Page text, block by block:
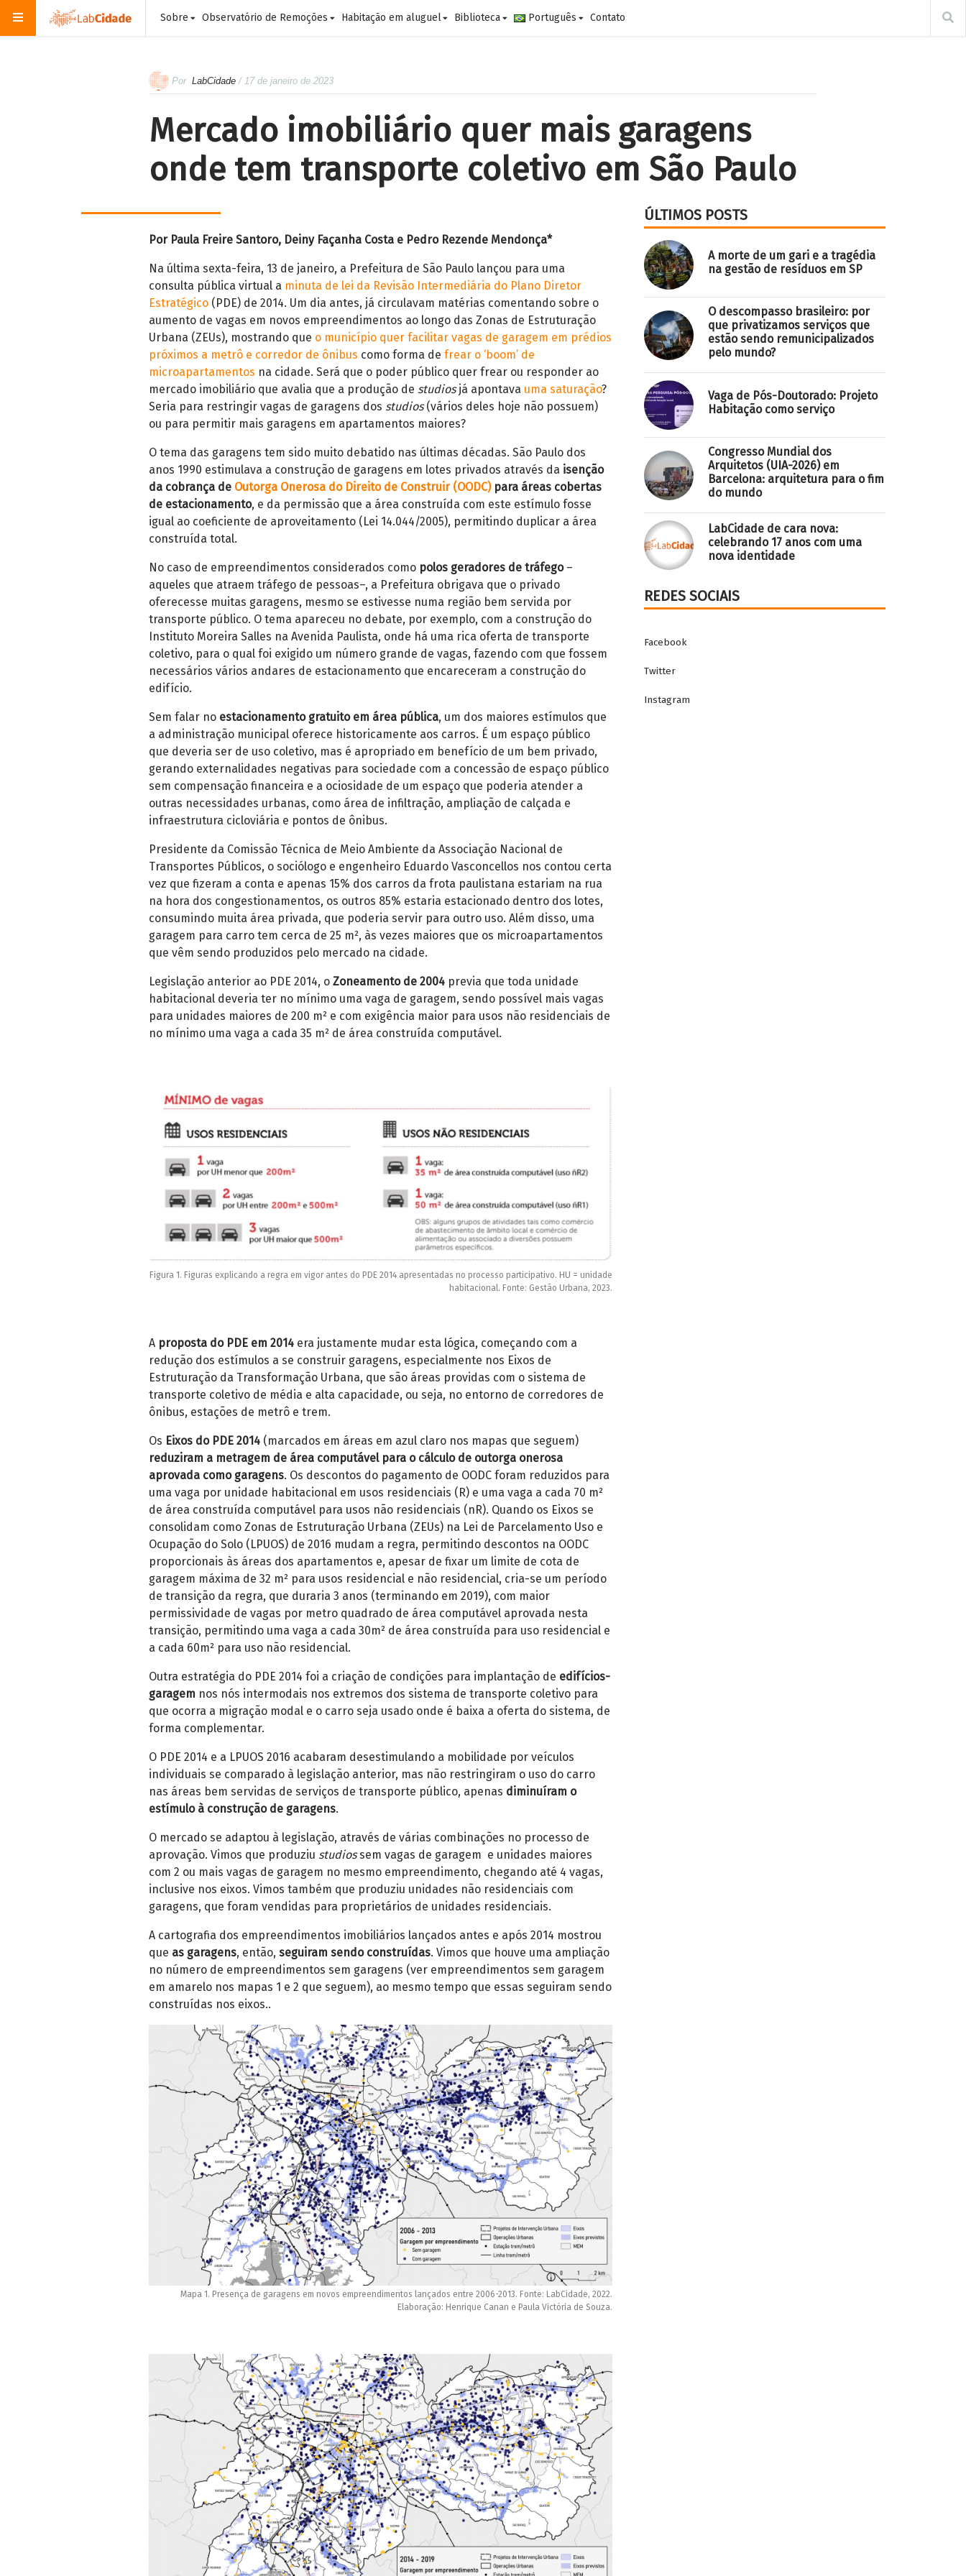
Sobre Observatório de Remoções Habitação em aluguel Biblioteca Português Contato
Por LabCidade / 17 de janeiro de 2023
Mercado imobiliário quer mais garagens
onde tem transporte coletivo em São Paulo
Por Paula Freire Santoro, Deiny Façanha Costa e Pedro Rezende Mendonça*
Na última sexta-feira, 13 de janeiro, a Prefeitura de São Paulo lançou para uma
consulta pública virtual a minuta de lei da Revisão Intermediária do Plano Diretor
Estratégico (PDE) de 2014. Um dia antes, já circulavam matérias comentando sobre o
aumento de vagas em novos empreendimentos ao longo das Zonas de Estruturação
Urbana (ZEUs), mostrando que o município quer facilitar vagas de garagem em prédios
próximos a metrô e corredor de ônibus como forma de frear o ‘boom’ de
microapartamentos na cidade. Será que o poder público quer frear ou responder ao
mercado imobiliário que avalia que a produção de studiosjá apontava uma saturação?
Seria para restringir vagas de garagens dos studios(vários deles hoje não possuem)
ou para permitir mais garagens em apartamentos maiores?
O tema das garagens tem sido muito debatido nas últimas décadas. São Paulo dos
anos 1990 estimulava a construção de garagens em lotes privados através da isenção
da cobrança de Outorga Onerosa do Direito de Construir (OODC)para áreas cobertas
de estacionamento, e da permissão que a área construída com este estímulo fosse
igual ao coeficiente de aproveitamento (Lei 14.044/2005), permitindo duplicar a área
construída total.
No caso de empreendimentos considerados como polos geradores de tráfego–
aqueles que atraem tráfego de pessoas–, a Prefeitura obrigava que o privado
oferecesse muitas garagens, mesmo se estivesse numa região bem servida por
transporte público. O tema apareceu no debate, por exemplo, com a construção do
Instituto Moreira Salles na Avenida Paulista, onde há uma rica oferta de transporte
coletivo, para o qual foi exigido um número grande de vagas, fazendo com que fossem
necessários vários andares de estacionamento que encareceram a construção do
edifício.
Sem falar no estacionamento gratuito em área pública, um dos maiores estímulos que
a administração municipal oferece historicamente aos carros. É um espaço público
que deveria ser de uso coletivo, mas é apropriado em benefício de um bem privado,
gerando externalidades negativas para sociedade com a concessão de espaço público
sem compensação financeira e a ociosidade de um espaço que poderia atender a
outras necessidades urbanas, como área de infiltração, ampliação de calçada e
infraestrutura cicloviária e pontos de ônibus.
Presidente da Comissão Técnica de Meio Ambiente da Associação Nacional de
Transportes Públicos, o sociólogo e engenheiro Eduardo Vasconcellos nos contou certa
vez que fizeram a conta e apenas 15% dos carros da frota paulistana estariam na rua
na hora dos congestionamentos, os outros 85% estaria estacionado dentro dos lotes,
consumindo muita área privada, que poderia servir para outro uso. Além disso, uma
garagem para carro tem cerca de 25 m², às vezes maiores que os microapartamentos
que vêm sendo produzidos pelo mercado na cidade.
Legislação anterior ao PDE 2014, o Zoneamento de 2004 previa que toda unidade
habitacional deveria ter no mínimo uma vaga de garagem, sendo possível mais vagas
para unidades maiores de 200 m² e com exigência maior para usos não residenciais de
no mínimo uma vaga a cada 35 m² de área construída computável.
Figura 1. Figuras explicando a regra em vigor antes do PDE 2014 apresentadas no processo participativo. HU = unidade
habitacional. Fonte: Gestão Urbana, 2023.
A proposta do PDE em 2014 era justamente mudar esta lógica, começando com a
redução dos estímulos a se construir garagens, especialmente nos Eixos de
Estruturação da Transformação Urbana, que são áreas providas com o sistema de
transporte coletivo de média e alta capacidade, ou seja, no entorno de corredores de
ônibus, estações de metrô e trem.
Os Eixos do PDE 2014 (marcados em áreas em azul claro nos mapas que seguem)
reduziram a metragem de área computável para o cálculo de outorga onerosa
aprovada como garagens. Os descontos do pagamento de OODC foram reduzidos para
uma vaga por unidade habitacional em usos residenciais (R) e uma vaga a cada 70 m²
de área construída computável para usos não residenciais (nR). Quando os Eixos se
consolidam como Zonas de Estruturação Urbana (ZEUs) na Lei de Parcelamento Uso e
Ocupação do Solo (LPUOS) de 2016 mudam a regra, permitindo descontos na OODC
proporcionais às áreas dos apartamentos e, apesar de fixar um limite de cota de
garagem máxima de 32 m² para usos residencial e não residencial, cria-se um período
de transição da regra, que duraria 3 anos (terminando em 2019), com maior
permissividade de vagas por metro quadrado de área computável aprovada nesta
transição, permitindo uma vaga a cada 30m² de área construída para uso residencial e
a cada 60m² para uso não residencial.
Outra estratégia do PDE 2014 foi a criação de condições para implantação de edifícios-
garagem nos nós intermodais nos extremos dos sistema de transporte coletivo para
que ocorra a migração modal e o carro seja usado onde é baixa a oferta do sistema, de
forma complementar.
O PDE 2014 e a LPUOS 2016 acabaram desestimulando a mobilidade por veículos
individuais se comparado à legislação anterior, mas não restringiram o uso do carro
nas áreas bem servidas de serviços de transporte público, apenas diminuíram o
estímulo à construção de garagens.
O mercado se adaptou à legislação, através de várias combinações no processo de
aprovação. Vimos que produziu studiossem vagas de garagem e unidades maiores
com 2 ou mais vagas de garagem no mesmo empreendimento, chegando até 4 vagas,
inclusive nos eixos. Vimos também que produziu unidades não residenciais com
garagens, que foram vendidas para proprietários de unidades residenciais.
A cartografia dos empreendimentos imobiliários lançados antes e após 2014 mostrou
que as garagens, então, seguiram sendo construídas. Vimos que houve uma ampliação
no número de empreendimentos sem garagens (ver empreendimentos sem garagem
em amarelo nos mapas 1 e 2 que seguem), ao mesmo tempo que essas seguiram sendo
construídas nos eixos..
Mapa 1. Presença de garagens em novos empreendimentos lançados entre 2006-2013. Fonte: LabCidade, 2022.
Elaboração: Henrique Canan e Paula Victória de Souza.
ÚLTIMOS POSTS
A morte de um gari e a tragédia
na gestão de resíduos em SP
O descompasso brasileiro: por
que privatizamos serviços que
estão sendo remunicipalizados
pelo mundo?
Vaga de Pós-Doutorado: Projeto
Habitação como serviço
Congresso Mundial dos
Arquitetos (UIA-2026) em
Barcelona: arquitetura para o fim
do mundo
LabCidade de cara nova:
celebrando 17 anos com uma
nova identidade
REDES SOCIAIS
Facebook
Twitter
Instagram